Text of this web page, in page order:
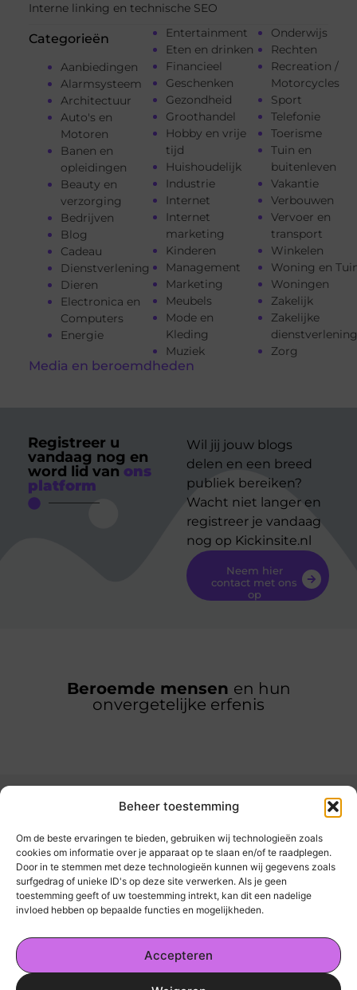
Beheer toestemming
Om de beste ervaringen te bieden, gebruiken wij technologieën zoals
cookies om informatie over je apparaat op te slaan en/of te raadplegen.
Door in te stemmen met deze technologieën kunnen wij gegevens zoals
surfgedrag of unieke ID's op deze site verwerken. Als je geen
toestemming geeft of uw toestemming intrekt, kan dit een nadelige
invloed hebben op bepaalde functies en mogelijkheden.
Accepteren
Interne linking en technische SEO
Categorieën
Aanbiedingen
Alarmsysteem
Architectuur
Auto's en
Motoren
Banen en
opleidingen
Beauty en
verzorging
Bedrijven
Blog
Cadeau
Dienstverlening
Dieren
Electronica en
Computers
Energie
Entertainment
Eten en drinken
Financieel
Geschenken
Gezondheid
Groothandel
Hobby en vrije
tijd
Huishoudelijk
Industrie
Internet
Internet
marketing
Kinderen
Management
Marketing
Meubels
Mode en
Kleding
Muziek
Onderwijs
Rechten
Recreation /
Motorcycles
Sport
Telefonie
Toerisme
Tuin en
buitenleven
Vakantie
Verbouwen
Vervoer en
transport
Winkelen
Woning en
Woningen
Zakelijk
Zakelijke
Zorg
Media en beroemdheden
Registreer u
vandaag nog en
word lid van ons
platform
Wil jij jouw blogs
delen en een breed
publiek bereiken?
Wacht niet langer en
registreer je vandaag
nog op Kickinsite.nl
Neem hier
contact met ons
op
Beroemde mensen en hun
onvergetelijke erfenis
kickinsite.nl – Echt, eerlijk, alles wat telt.
Een verzameling van blogs en artikelen die
een breed scala aan onderwerpen uit het
dagelijks leven behandelen.